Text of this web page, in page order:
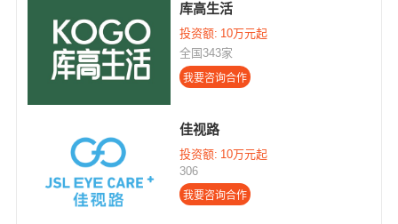
库高生活
投资额: 10万元起
全国343家
佳视路
投资额: 10万元起
306